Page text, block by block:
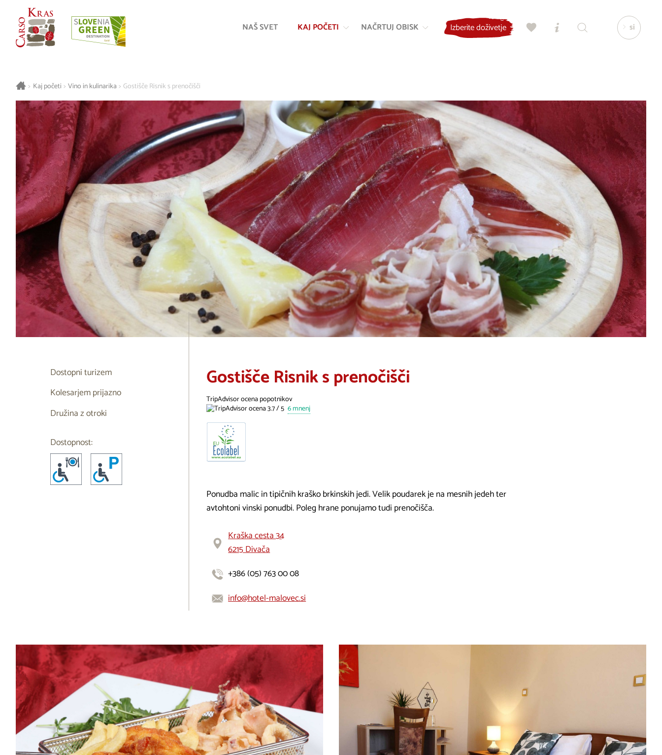
vsebino
NAŠ SVET KAJ POČETI NAČRTUJ OBISK Izberite doživetje si
> Kaj početi > Vino in kulinarika > Gostišče Risnik s prenočišči
Gostišče Risnik s prenočišči
TripAdvisor ocena popotnikov
6 mnenj
Ponudba malic in tipičnih kraško brkinskih jedi. Velik poudarek je na mesnih jedeh ter
avtohtoni vinski ponudbi. Poleg hrane ponujamo tudi prenočišča.
Kraška cesta 34
6215 Divača
+386 (05) 763 00 08
info@hotel-malovec.si
Dostopni turizem
Kolesarjem prijazno
Družina z otroki
Dostopnost: